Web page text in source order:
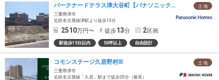
土 地
パークナードテラス津大谷町【パナソニック ホームズ】
三重県津市
近鉄名古屋線津駅より徒歩13分
2510万円〜 徒歩13分 2区画
駅徒歩15分以内 50坪以上 自由設計
土 地
コモンステージ久居野村Ⅲ
三重県津市
近鉄名古屋線「久居」駅まで徒歩20分（最長）